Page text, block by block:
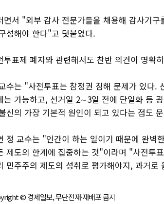
면서 "외부 감사 전문가들을 채용해 감사기
성해야 한다"고 덧붙였다.
투표제 폐지와 관련해서도 찬반 의견이 명확
수는 "사전투표는 참정권 침해 문제가 있다.
는 가능하고, 선거일 2∼3일 전에 단일화 등
신의 가장 기본적 원인이 되고 있다는 점도
정 교수는 "인간이 하는 일이기 때문에 완벽
제도의 한계에 집중하는 것"이라며 "사전투
민주주의 제도의 성취로 평가해야지, 과거
© 경제일보, 무단전재·재배포 금지